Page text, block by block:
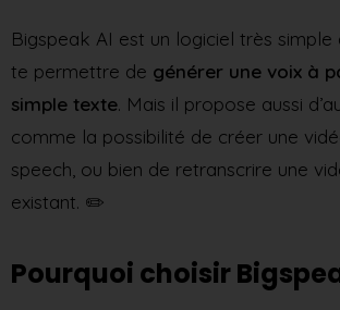
Bigspeak AI est un logiciel très simple
te permettre de générer une voix à
simple texte. Mais il propose aussi
comme la possibilité de créer une
speech, ou bien de retranscrire une
existant. ✏️
Pourquoi choisir